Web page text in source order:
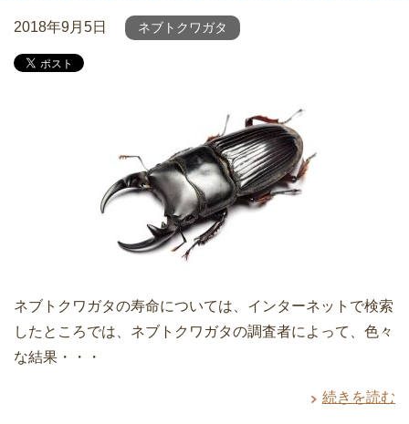
2018年9月5日 ネブトクワガタ
ネブトクワガタの寿命については、インターネットで検索
したところでは、ネブトクワガタの調査者によって、色々
な結果・・・
続きを読む